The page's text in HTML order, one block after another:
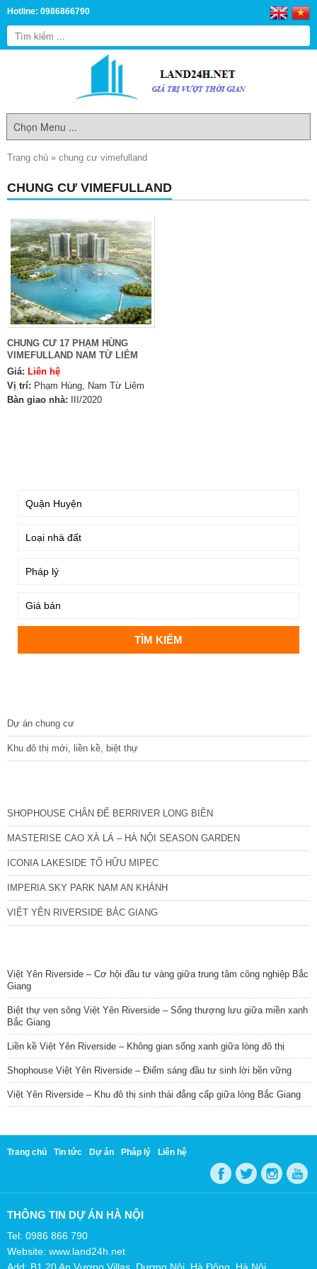
Hotline: 0986866790
Trang chủ » chung cư vimefulland
CHUNG CƯ VIMEFULLAND
CHUNG CƯ 17 PHẠM HÙNG
VIMEFULLAND NAM TỪ LIÊM
Giá: Liên hệ
Vị trí: Phạm Hùng, Nam Từ Liêm
Bàn giao nhà:
III/2020
Dự án chung cư
Khu đô thị mới, liền kề, biệt thự
SHOPHOUSE CHÂN ĐẾ BERRIVER LONG BIÊN
MASTERISE CAO XÀ LÁ – HÀ NỘI SEASON GARDEN
ICONIA LAKESIDE TỐ HỮU MIPEC
IMPERIA SKY PARK NAM AN KHÁNH
VIỆT YÊN RIVERSIDE BẮC GIANG
Việt Yên Riverside – Cơ hội đầu tư vàng giữa trung tâm công nghiệp Bắc
Giang
Biệt thự ven sông Việt Yên Riverside – Sống thượng lưu giữa miền xanh
Bắc Giang
Liền kề Việt Yên Riverside – Không gian sống xanh giữa lòng đô thị
Shophouse Việt Yên Riverside – Điểm sáng đầu tư sinh lời bền vững
Việt Yên Riverside – Khu đô thị sinh thái đẳng cấp giữa lòng Bắc Giang
Trang chủ Tin tức Dự án Pháp lý Liên hệ
THÔNG TIN DỰ ÁN HÀ NỘI
Tel: 0986 866 790
Website: www.land24h.net